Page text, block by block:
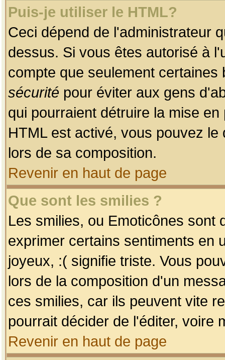
Puis-je utiliser le HTML?
Ceci dépend de l'administrateur
dessus. Si vous êtes autorisé à
compte que seulement
sécurité pour éviter aux gens
qui pourraient détruire la mise
HTML est activé, vous pouvez
lors de sa composition.
Revenir en haut de page
Que sont les smilies ?
Les smilies, ou Emoticônes sont
exprimer certains sentiments en
joyeux, :( signifie triste. Vous
lors de la composition d'un
ces smilies, car ils peuvent vite
pourrait décider de l'éditer, voire
Revenir en haut de page